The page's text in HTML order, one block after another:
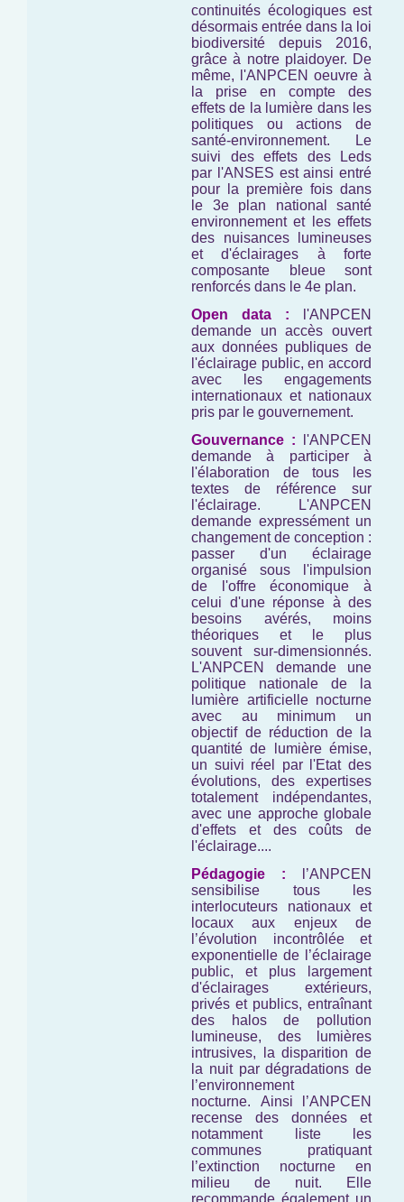
continuités écologiques est
désormais entrée dans la loi
biodiversité depuis 2016,
grâce à notre plaidoyer. De
même, l'ANPCEN oeuvre à
la prise en compte des
effets de la lumière dans les
politiques ou actions de
santé-environnement. Le
suivi des effets des Leds
par l'ANSES est ainsi entré
pour la première fois dans
le 3e plan national santé
environnement et les effets
des nuisances lumineuses
et d'éclairages à forte
composante bleue sont
renforcés dans le 4e plan.
Open data : l'ANPCEN
demande un accès ouvert
aux données publiques de
l'éclairage public, en accord
avec les engagements
internationaux et nationaux
pris par le gouvernement.
Gouvernance :
l'ANPCEN
demande à participer à
l'élaboration de tous les
textes de référence sur
l'éclairage. L'ANPCEN
demande expressément un
changement de conception :
passer d'un éclairage
organisé sous l'impulsion
de l'offre économique à
celui d'une réponse à des
besoins avérés, moins
théoriques et le plus
souvent sur-dimensionnés.
L'ANPCEN demande une
politique nationale de la
lumière artificielle nocturne
avec au minimum un
objectif de réduction de la
quantité de lumière émise,
un suivi réel par l'Etat des
évolutions, des expertises
totalement indépendantes,
avec une approche globale
d'effets et des coûts de
l'éclairage....
Pédagogie :
l’ANPCEN
sensibilise tous les
interlocuteurs nationaux et
locaux aux enjeux de
l’évolution incontrôlée et
exponentielle de l’éclairage
public, et plus largement
d'éclairages extérieurs,
privés et publics, entraînant
des halos de pollution
lumineuse, des lumières
intrusives, la disparition de
la nuit par dégradations de
l’environnement
nocturne. Ainsi l’ANPCEN
recense des données et
notamment liste les
communes pratiquant
l’extinction nocturne en
milieu de nuit. Elle
recommande également un